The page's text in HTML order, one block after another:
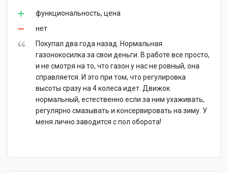
функциональность, цена
нет
Покупал два года назад. Нормальная
газонокосилка за свои деньги. В работе все просто,
и не смотря на то, что газон у нас не ровный, она
справляется. И это при том, что регулировка
высоты сразу на 4 колеса идет. Движок
нормальный, естественно если за ним ухаживать,
регулярно смазывать и консервировать на зиму. У
меня лично заводится с пол оборота!